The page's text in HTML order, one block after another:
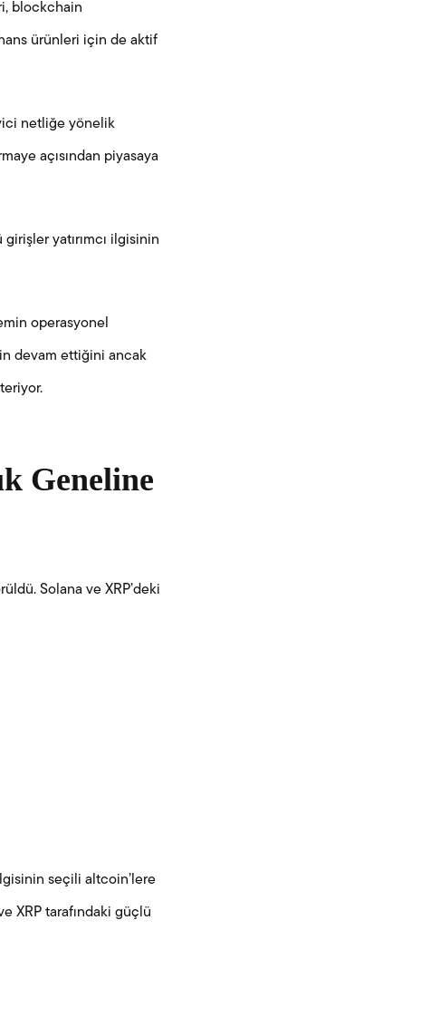
blockchain
ürünleri için de aktif
netliğe yönelik
açısından piyasaya
yatırımcı ilgisinin
operasyonel
devam ettiğini ancak
Geneline
Solana ve XRP’deki
seçili altcoin’lere
XRP tarafındaki güçlü